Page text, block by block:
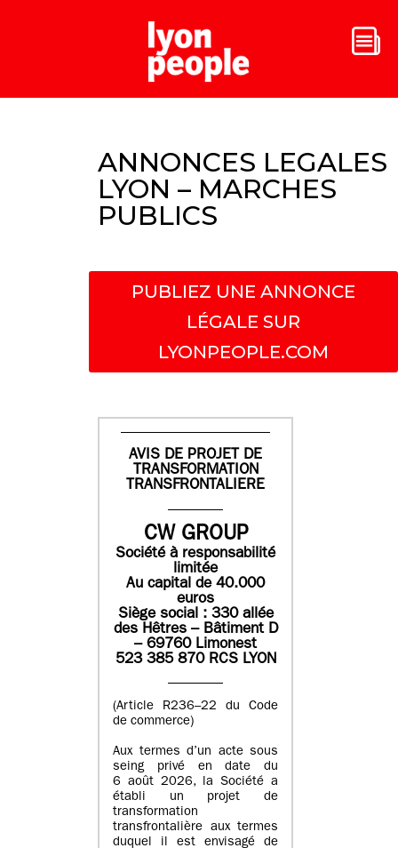
ANNONCES LEGALES
LYON – MARCHES
PUBLICS
PUBLIEZ UNE ANNONCE
LÉGALE SUR
LYONPEOPLE.COM
AVIS DE PROJET DE
TRANSFORMATION
TRANSFRONTALIERE
CW GROUP
Société à responsabilité
limitée
Au capital de 40.000
euros
Siège social : 330 allée
des Hêtres – Bâtiment D
– 69760 Limonest
523 385 870 RCS LYON
(Article R236–22 du Code
de commerce)
Aux termes d’un acte sous
seing privé en date du
6 août 2026, la Société a
établi un projet de
transformation
transfrontalière aux termes
duquel il est envisagé de